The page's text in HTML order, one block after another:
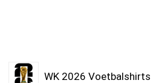
WK 2026 Voetbalshirts